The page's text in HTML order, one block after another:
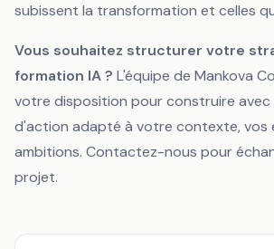
subissent la transformation et celles
Vous souhaitez structurer votre
formation IA ? L'équipe de Mankova
votre disposition pour construire avec
d'action adapté à votre contexte, vos
ambitions. Contactez-nous pour
projet.